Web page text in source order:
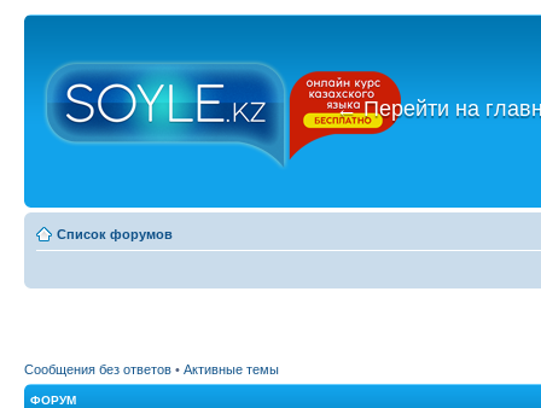
←Перейти на
Список форумов
Сообщения без ответов • Активные темы
ФОРУМ